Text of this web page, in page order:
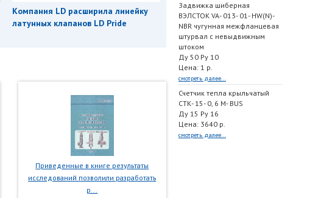
Компания LD расширила линейку
латунных клапанов LD Pride
Приведенные в книге результаты
исследований позволили разработать
р...
Задвижка шиберная
ВЭЛСТОК VA- 013- 01- HW(N)-
NBR чугунная межфланцевая
штурвал с невыдвижным
штоком
Ду 50 Ру 10
Цена: 1 р.
смотреть далее...
Счетчик тепла крыльчатый
СТК- 15- 0, 6 M- BUS
Ду 15 Ру 16
Цена: 3640 р.
смотреть далее...